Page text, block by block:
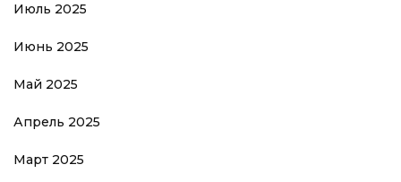
Июль 2025
Июнь 2025
Май 2025
Апрель 2025
Март 2025